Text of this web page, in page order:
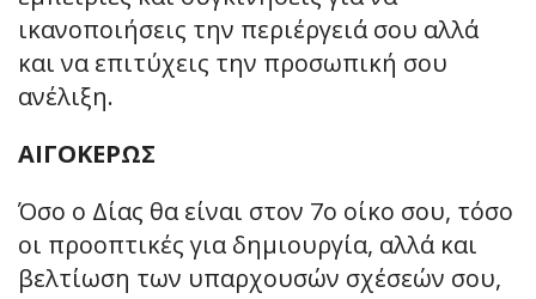
ικανοποιήσεις την περιέργειά σου αλλά
και να επιτύχεις την προσωπική σου
ανέλιξη.
ΑΙΓΟΚΕΡΩΣ
Όσο ο Δίας θα είναι στον 7ο οίκο σου, τόσο
οι προοπτικές για δημιουργία, αλλά και
βελτίωση των υπαρχουσών σχέσεών σου,